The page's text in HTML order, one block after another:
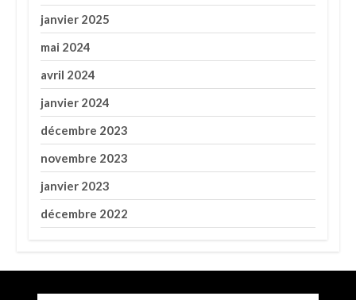
janvier 2025
mai 2024
avril 2024
janvier 2024
décembre 2023
novembre 2023
janvier 2023
décembre 2022